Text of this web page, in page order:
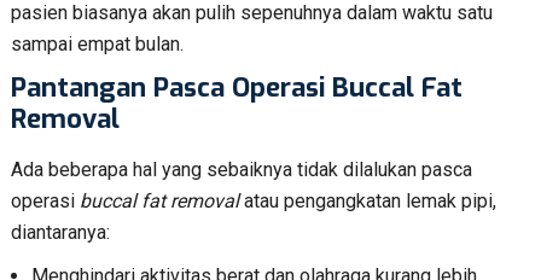
pasien biasanya akan pulih sepenuhnya dalam waktu satu
sampai empat bulan.
Pantangan Pasca Operasi Buccal Fat
Removal
Ada beberapa hal yang sebaiknya tidak dilalukan pasca
operasi buccal fat removalatau pengangkatan lemak pipi,
diantaranya: